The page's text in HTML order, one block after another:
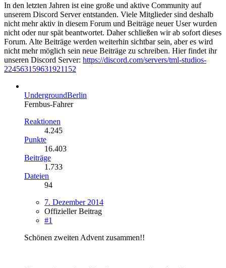
In den letzten Jahren ist eine große und aktive Community auf
unserem Discord Server entstanden. Viele Mitglieder sind deshalb
nicht mehr aktiv in diesem Forum und Beiträge neuer User wurden
nicht oder nur spät beantwortet. Daher schließen wir ab sofort dieses
Forum. Alte Beiträge werden weiterhin sichtbar sein, aber es wird
nicht mehr möglich sein neue Beiträge zu schreiben. Hier findet ihr
unseren Discord Server: https://discord.com/servers/tml-studios-
224563159631921152
UndergroundBerlin
Fernbus-Fahrer
Reaktionen
4.245
Punkte
16.403
Beiträge
1.733
Dateien
94
7. Dezember 2014
Offizieller Beitrag
#1
Schönen zweiten Advent zusammen!!